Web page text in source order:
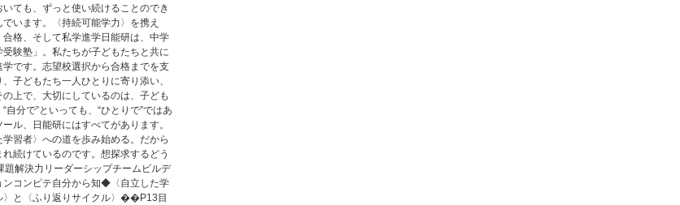
ても、ずっと使い続けることのでき
います。〈持続可能学力〉を携え
格、そして私学進学日能研は、中学
験塾」。私たちが子どもたちと共に
です。志望校選択から合格までを支
子どもたち一人ひとりに寄り添い、
上で、大切にしているのは、子ども
分で”といっても、“ひとりで”ではあ
ル、日能研にはすべてがあります。
習者〉への道を歩み始める。だから
続けているのです。想探求するどう
解決力リーダーシップチームビルデ
ンコンピテ自分から知◆〈自立した学
〉と〈ふり返りサイクル〉��P13目